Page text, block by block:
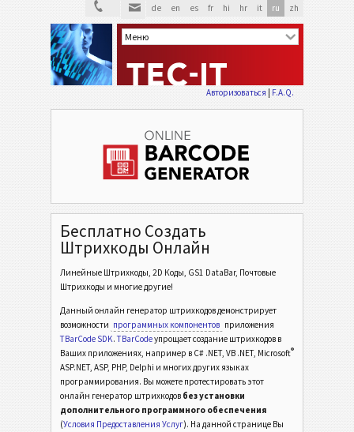
de en es fr hi hr it ru zh
Авторизоваться F.A.Q.
Бесплатно Создать
Штрихкоды Онлайн
Линейные Штрихкоды, 2D Коды, GS1 DataBar, Почтовые
Штрихкоды и многие другие!
Данный онлайн генератор штрихкодов демонстрирует
возможности программных компонентов приложения
TBarCode SDK.TBarCodeупрощает создание штрихкодов в
Ваших приложениях, например в C# .NET, VB .NET, Microsoft®
ASP.NET, ASP, PHP, Delphi и многих других языках
программирования. Вы можете протестировать этот
онлайн генератор штрихкодов без установки
дополнительного программного обеспечения
(Условия Предоставления Услуг). На данной странице Вы